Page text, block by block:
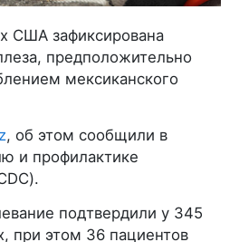
США зафиксирована
предположительно
мексиканского
, об этом сообщили в
и профилактике
подтвердили у 345
при этом 36 пациентов